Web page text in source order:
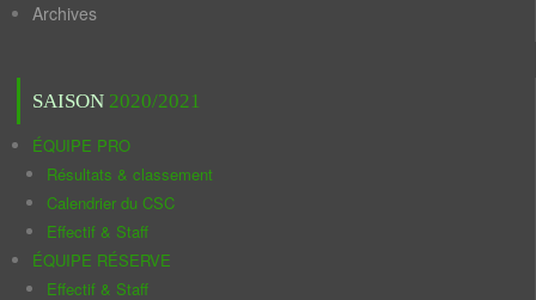
Archives
SAISON 2020/2021
ÉQUIPE PRO
Résultats & classement
Calendrier du CSC
Effectif & Staff
ÉQUIPE RÉSERVE
Effectif & Staff